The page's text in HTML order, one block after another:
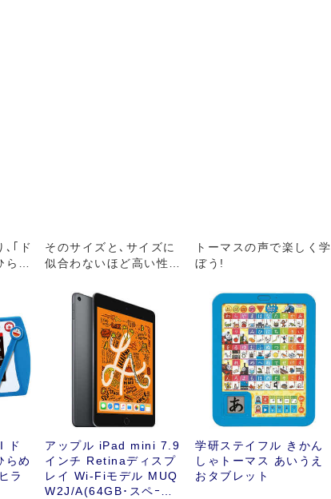
､｢ド
め
ド
らめ
ラ
そのサイズと､サイズに
似合わないほど高い性能
れてきたiPad mini
アップル iPad mini 7.9
インチ Retinaディスプ
レイ Wi-Fiモデル MUQ
W2J/A(64GB･スペｰス
トーマスの声で楽しく学
ぼう!
学研ステイフル きかん
しゃトーマス あいうえ
おタブレット